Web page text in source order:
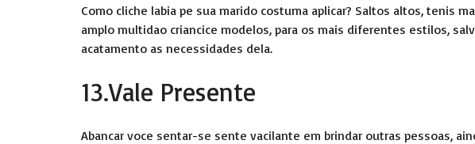
Como cliche labia pe sua marido costuma aplicar? Saltos altos, tenis
amplo multidao criancice modelos, para os mais diferentes estilos,
acatamento as necessidades dela.
13.Vale Presente
Abancar voce sentar-se sente vacilante em brindar outras pessoas,